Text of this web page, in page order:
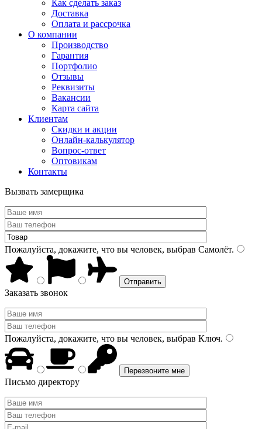
Как сделать заказ
Доставка
Оплата и рассрочка
О компании
Производство
Гарантия
Портфолио
Отзывы
Реквизиты
Вакансии
Карта сайта
Клиентам
Скидки и акции
Онлайн-калькулятор
Вопрос-ответ
Оптовикам
Контакты
Вызвать замерщика
Пожалуйста, докажите, что вы человек, выбрав Самолёт.
Заказать звонок
Пожалуйста, докажите, что вы человек, выбрав Ключ.
Письмо директору